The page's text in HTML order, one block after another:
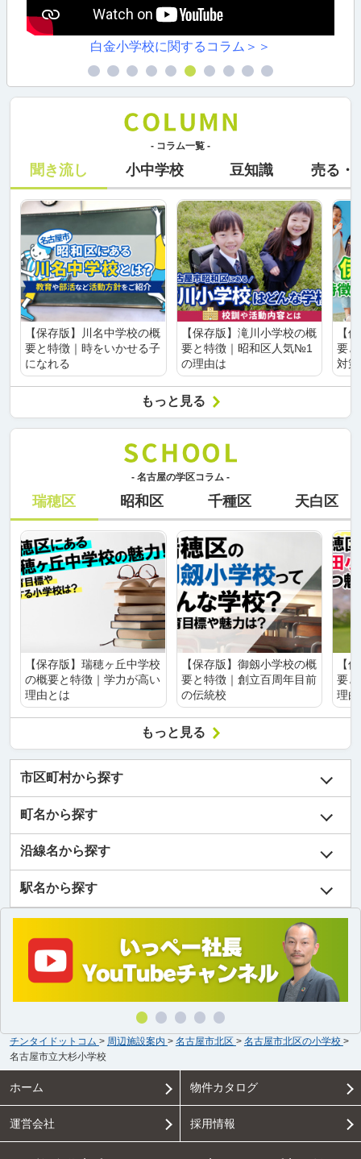
白金小学校に関するコラム＞＞
- コラム一覧 -
聞き流し 小中学校 豆知識 売る・
【保存版】川名中学校の概
要と特徴｜時をいかせる子
になれる
【保存版】滝川小学校の概
要と特徴｜昭和区人気№1
の理由は
【
要
対
もっと見る
- 名古屋の学区コラム -
瑞穂区 昭和区 千種区 天白区
【保存版】瑞穂ヶ丘中学校
の概要と特徴｜学力が高い
理由とは
【保存版】御劔小学校の概
要と特徴｜創立百周年目前
の伝統校
【
要
理
もっと見る
市区町村から探す
町名から探す
沿線名から探す
駅名から探す
チンタイドットコム > 周辺施設案内 > 名古屋市北区 > 名古屋市北区の小学校 >
名古屋市立大杉小学校
ホーム 物件カタログ
運営会社 採用情報